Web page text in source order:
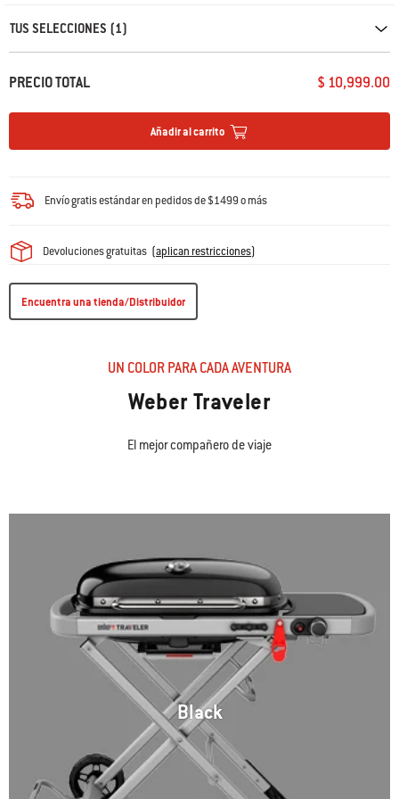
TUS SELECCIONES (1)
PRECIO TOTAL $ 10,999.00
Añadir al carrito
Envío gratis estándar en pedidos de $1499 o más
Devoluciones gratuitas (aplican restricciones)
Encuentra una tienda/Distribuidor
UN COLOR PARA CADA AVENTURA
Weber Traveler
El mejor compañero de viaje
Black